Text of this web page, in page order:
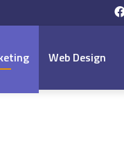
Web Design